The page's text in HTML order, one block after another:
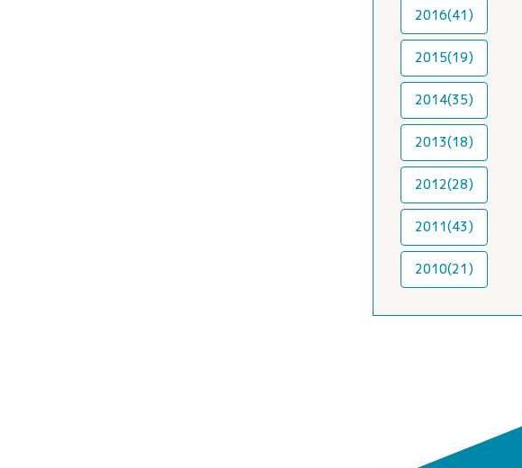
2016(41)
2015(19)
2014(35)
2013(18)
2012(28)
2011(43)
2010(21)